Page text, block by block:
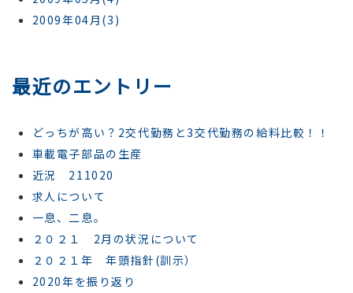
2009年04月(3)
最近のエントリー
どっちが高い？2交代勤務と3交代勤務の給料比較！！
車載電子部品の生産
近況 211020
求人について
一息、二息。
２０２１ 2月の状況について
２０２１年 年頭指針(訓示）
2020年を振り返り